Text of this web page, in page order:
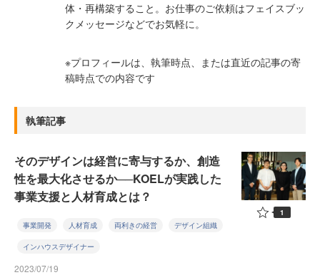
体・再構築すること。お仕事のご依頼はフェイスブッ
クメッセージなどでお気軽に。
※プロフィールは、執筆時点、または直近の記事の寄
稿時点での内容です
執筆記事
そのデザインは経営に寄与するか、創造
性を最大化させるか──KOELが実践した
事業支援と人材育成とは？
事業開発 人材育成 両利きの経営 デザイン組織
インハウスデザイナー
2023/07/19
1